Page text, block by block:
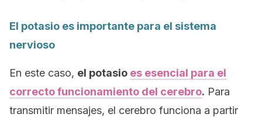
El potasio es importante para el sistema
nervioso
En este caso, el potasio es esencial para el
correcto funcionamiento del cerebro. Para
transmitir mensajes, el cerebro funciona a partir